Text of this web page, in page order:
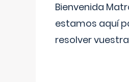
Bienvenida
estamos aquí
resolver